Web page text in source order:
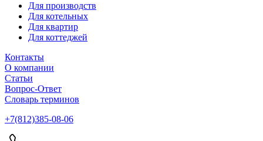
Для производств
Для котельных
Для квартир
Для коттеджей
Контакты
О компании
Статьи
Вопрос-Ответ
Словарь терминов
+7(812)385-08-06